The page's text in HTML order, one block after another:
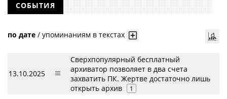
СОБЫТИЯ
по дате / упоминаниям в текстах
13.10.2025
Сверхпопулярный бесплатный
архиватор позволяет в два счета
захватить ПК. Жертве достаточно лишь
открыть архив
1